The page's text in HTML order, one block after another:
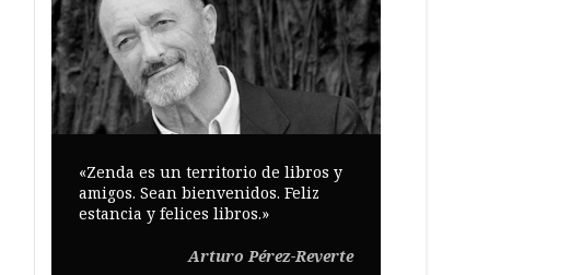
«Zenda es un territorio de libros y
amigos. Sean bienvenidos. Feliz
estancia y felices libros.»
Arturo Pérez-Reverte